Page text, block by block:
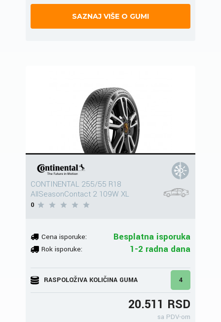
SAZNAJ VIŠE O GUMI
CONTINENTAL 255/55 R18
AllSeasonContact 2 109W XL
0
Cena isporuke: Besplatna isporuka
Rok isporuke: 1-2 radna dana
RASPOLOŽIVA KOLIČINA GUMA 4
20.511 RSD
sa PDV-om